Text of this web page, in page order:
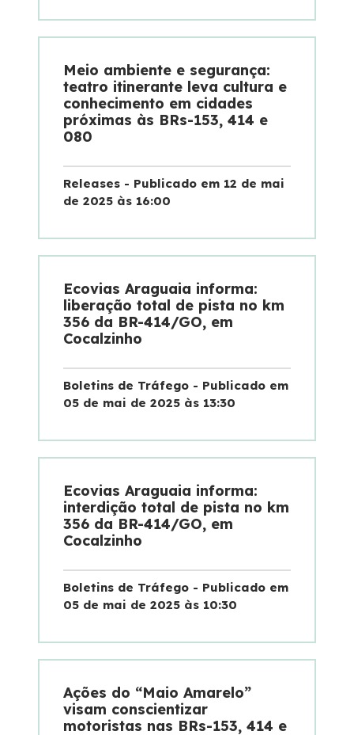
Fale Conosco
Dúvidas
Fornecedores
Trabalhe Conosco
Meio ambiente e segurança:
teatro itinerante leva cultura e
conhecimento em cidades
próximas às BRs-153, 414 e
080
Releases - Publicado em 12 de mai
de 2025 às 16:00
Ecovias Araguaia informa:
liberação total de pista no km
356 da BR-414/GO, em
Cocalzinho
Boletins de Tráfego - Publicado em
05 de mai de 2025 às 13:30
Ecovias Araguaia informa:
interdição total de pista no km
356 da BR-414/GO, em
Cocalzinho
Boletins de Tráfego - Publicado em
05 de mai de 2025 às 10:30
Ações do “Maio Amarelo”
visam conscientizar
motoristas nas BRs-153, 414 e